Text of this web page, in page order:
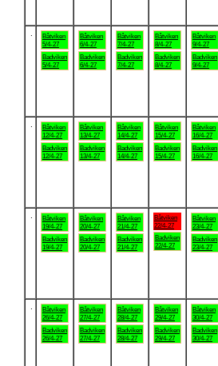
Båtviken
5/4-27
Badviken
5/4-27
Båtviken
6/4-27
Badviken
6/4-27
Båtviken
7/4-27
Badviken
7/4-27
Båtviken
8/4-27
Badviken
8/4-27
Båtviken
9/4-27
Badviken
9/4-27
Båtviken
12/4-27
Badviken
12/4-27
Båtviken
13/4-27
Badviken
13/4-27
Båtviken
14/4-27
Badviken
14/4-27
Båtviken
15/4-27
Badviken
15/4-27
Båtviken
16/4-27
Badviken
16/4-27
Båtviken
19/4-27
Badviken
19/4-27
Båtviken
20/4-27
Badviken
20/4-27
Båtviken
21/4-27
Badviken
21/4-27
Båtviken
22/4-27
Badviken
22/4-27
Båtviken
23/4-27
Badviken
23/4-27
Båtviken
26/4-27
Badviken
26/4-27
Båtviken
27/4-27
Badviken
27/4-27
Båtviken
28/4-27
Badviken
28/4-27
Båtviken
29/4-27
Badviken
29/4-27
Båtviken
30/4-27
Badviken
30/4-27